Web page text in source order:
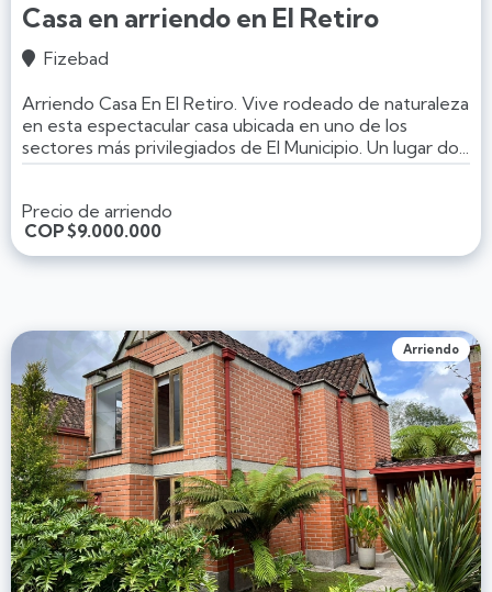
Casa en arriendo en El Retiro
 Fizebad
Arriendo Casa En El Retiro. Vive rodeado de naturaleza
en esta espectacular casa ubicada en uno de los
sectores más privilegiados de El Municipio. Un lugar do...
Precio de arriendo
COP$9.000.000
Arriendo